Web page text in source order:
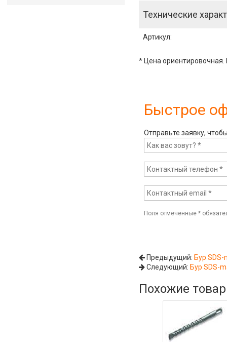
Технические
Артикул:
* Цена ориентировочная.
Быстрое
Отправьте заявку,
Поля отмеченные*
Предыдущий: Бур
Следующий: Бур SDS-
Похожие